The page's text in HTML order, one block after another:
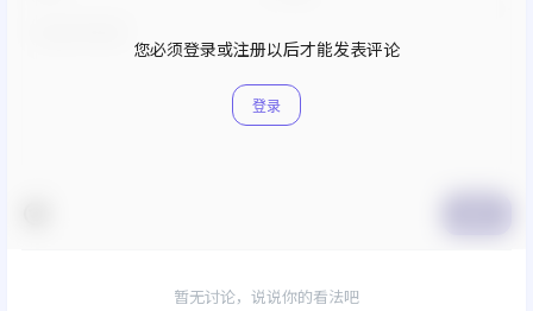
您必须登录或注册以后才能发表评论
登录
暂无讨论，说说你的看法吧